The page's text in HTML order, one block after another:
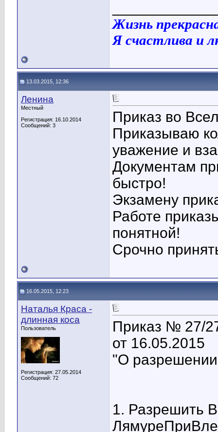
Жизнь
Я счастлива и
13.03.2015, 12:36
Ленина
Местный
Регистрация: 16.10.2014
Сообщений: 3
Приказ во
Приказываю
уважение и
Документам
быстро!
Экзамену
Работе
понятной!
Срочно
16.05.2015, 12:23
Наталья Краса -
длинная коса
Пользователь
Регистрация: 27.05.2014
Сообщений: 72
Приказ № 27/
от 16.05.2015
"О разрешении
1. Разрешить